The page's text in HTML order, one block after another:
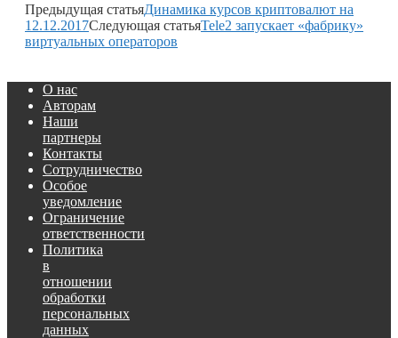
Предыдущая статьяДинамика курсов криптовалют на
12.12.2017Следующая статьяTele2 запускает «фабрику»
виртуальных операторов
О нас
Авторам
Наши
партнеры
Контакты
Сотрудничество
Особое
уведомление
Ограничение
ответственности
Политика
в
отношении
обработки
персональных
данных